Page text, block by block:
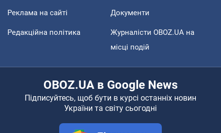
Реклама на сайті Документи
Редакційна політика
Журналісти OBOZ.UA на
місці подій
OBOZ.UA в Google News
Підписуйтесь, щоб бути в курсі останніх новин
України та світу сьогодні